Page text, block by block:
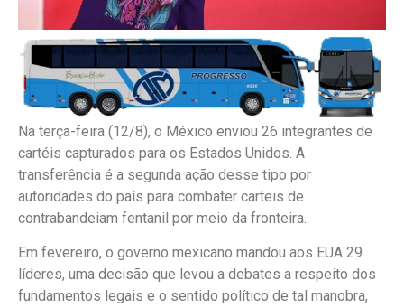
Na terça-feira (12/8), o México enviou 26 integrantes de
cartéis capturados para os Estados Unidos. A
transferência é a segunda ação desse tipo por
autoridades do país para combater carteis de
contrabandeiam fentanil por meio da fronteira.
Em fevereiro, o governo mexicano mandou aos EUA 29
líderes, uma decisão que levou a debates a respeito dos
fundamentos legais e o sentido político de tal manobra,